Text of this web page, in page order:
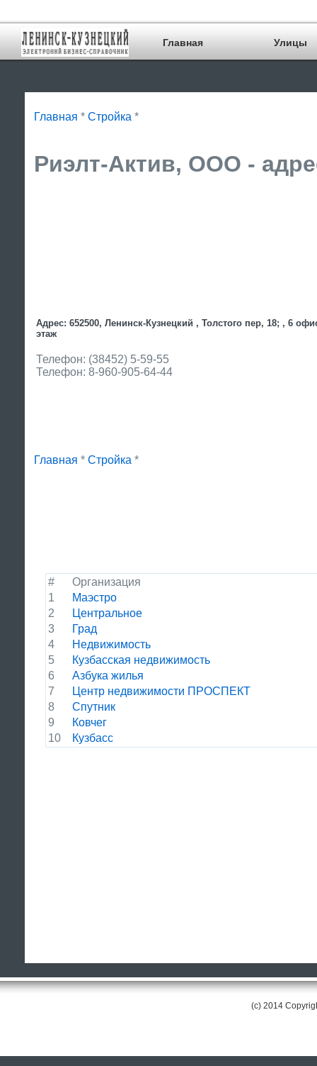
Главная Улицы
Главная * Стройка *
Риэлт-Актив, ООО -
Адрес: 652500, Ленинск-Кузнецкий , Толстого пер, 18; , 6
этаж
Телефон: (38452) 5-59-55
Телефон: 8-960-905-64-44
Главная * Стройка *
#
Организация
1
Маэстро
2
Центральное
3
Град
4
Недвижимость
5
Кузбасская недвижимость
6
Азбука жилья
7
Центр недвижимости ПРОСПЕКТ
8
Спутник
9
Ковчег
10
Кузбасс
(c) 2014